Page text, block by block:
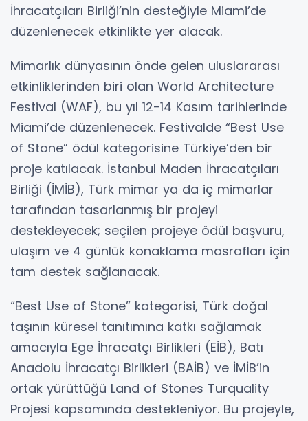
İhracatçıları Birliği’nin desteğiyle Miami’de
düzenlenecek etkinlikte yer alacak.
Mimarlık dünyasının önde gelen uluslararası
etkinliklerinden biri olan World Architecture
Festival (WAF), bu yıl 12-14 Kasım tarihlerinde
Miami’de düzenlenecek. Festivalde “Best Use
of Stone” ödül kategorisine Türkiye’den bir
proje katılacak. İstanbul Maden İhracatçıları
Birliği (İMİB), Türk mimar ya da iç mimarlar
tarafından tasarlanmış bir projeyi
destekleyecek; seçilen projeye ödül başvuru,
ulaşım ve 4 günlük konaklama masrafları için
tam destek sağlanacak.
“Best Use of Stone” kategorisi, Türk doğal
taşının küresel tanıtımına katkı sağlamak
amacıyla Ege İhracatçı Birlikleri (EİB), Batı
Anadolu İhracatçı Birlikleri (BAİB) ve İMİB’in
ortak yürüttüğü Land of Stones Turquality
Projesi kapsamında destekleniyor. Bu projeyle,